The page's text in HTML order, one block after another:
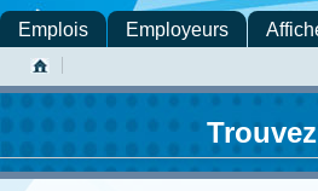
Emplois Employeurs